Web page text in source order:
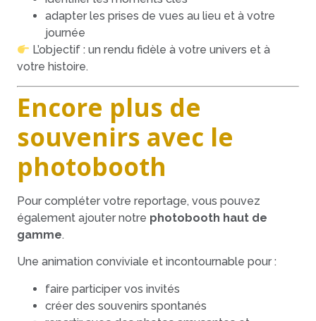
adapter les prises de vues au lieu et à votre
journée
L’objectif : un rendu fidèle à votre univers et à
votre histoire.
Encore plus de
souvenirs avec le
photobooth
Pour compléter votre reportage, vous pouvez
également ajouter notre photobooth haut de
gamme.
Une animation conviviale et incontournable pour :
faire participer vos invités
créer des souvenirs spontanés